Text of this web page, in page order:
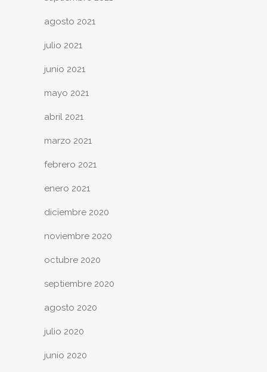
agosto 2021
julio 2021
junio 2021
mayo 2021
abril 2021
marzo 2021
febrero 2021
enero 2021
diciembre 2020
noviembre 2020
octubre 2020
septiembre 2020
agosto 2020
julio 2020
junio 2020